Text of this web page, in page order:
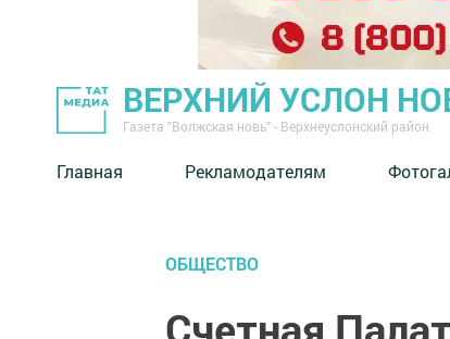
ВЕРХНИЙ УСЛОН
Газета "Волжская новь" - Верхнеуслонский район
Главная Рекламодателям
ОБЩЕСТВО
Счетная